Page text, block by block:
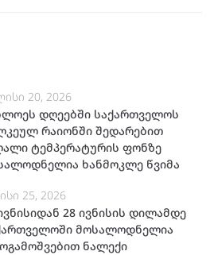
20, 2026
დღეებში საქართველოს
რაიონში შედარებით
ტემპერატურის ფონზე
ხანმოკლე წვიმა
25, 2026
28 ივნისის დილამდე
მოსალოდნელია
ნალექი